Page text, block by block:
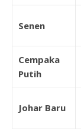
Senen
Cempaka
Putih
Johar Baru